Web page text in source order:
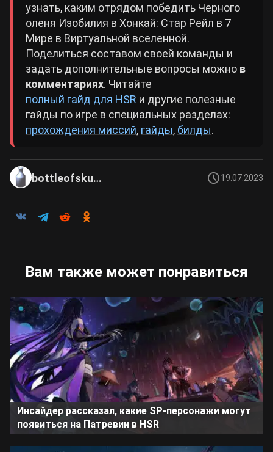
узнать, каким отрядом победить Черного
оленя Изобилия в Хонкай: Стар Рейл в 7
Мире в Виртуальной вселенной.
Поделиться составом своей команды и
задать дополнительные вопросы можно в
комментариях. Читайте
полный гайд для HSR и другие полезные
гайды по игре в специальных разделах:
прохождения миссий, гайды, билды.
bottleofskuma 19.07.2023
Вам также может понравиться
Инсайдер рассказал, какие SP-персонажи могут
появиться на Патревии в HSR